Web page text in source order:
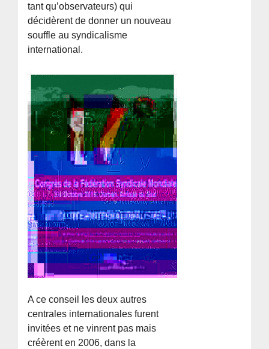
tant qu’observateurs) qui
décidèrent de donner un nouveau
souffle au syndicalisme
international.
A ce conseil les deux autres
centrales internationales furent
invitées et ne vinrent pas mais
créèrent en 2006, dans la